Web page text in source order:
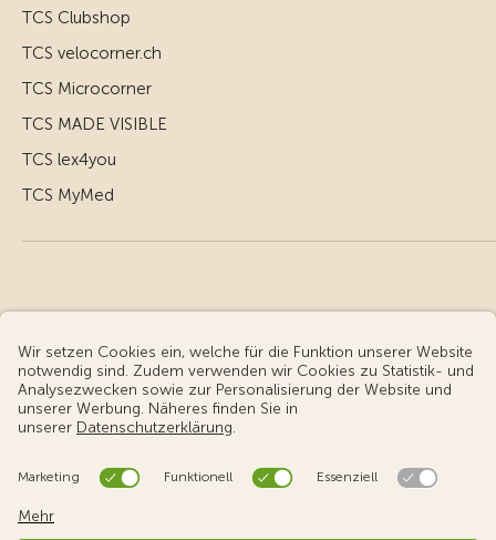
TCS Clubshop
TCS velocorner.ch
TCS Microcorner
TCS MADE VISIBLE
TCS lex4you
TCS MyMed
© Touring Club Schweiz
Benutzungsbedingungen - rechtliche Informationen